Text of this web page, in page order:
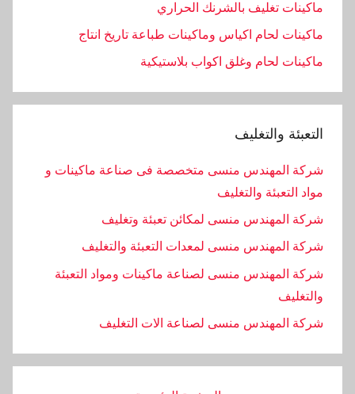
ماكينات تغليف بالشرنك الحراري
ماكينات لحام اكياس وماكينات طباعة تاريخ انتاج
ماكينات لحام وغلق اكواب بلاستيكية
التعبئة والتغليف
شركة المهندس منسى متخصصة فى صناعة ماكينات و
مواد التعبئة والتغليف
شركة المهندس منسى لمكائن تعبئة وتغليف
شركة المهندس منسى لمعدات التعبئة والتغليف
شركة المهندس منسى لصناعة ماكينات ومواد التعبئة
والتغليف
‏شركة المهندس منسى لصناعة الات التغليف